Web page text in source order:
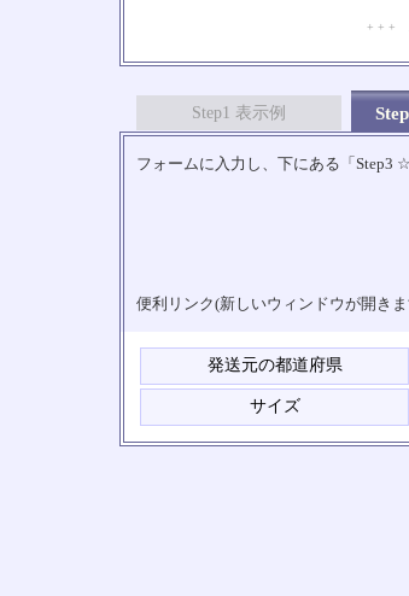
+ + +
Step1 表示例
フォームに入力し、下にある「Step3
便利リンク(新しいウィンドウが開き
発送元の都道府県
サイズ